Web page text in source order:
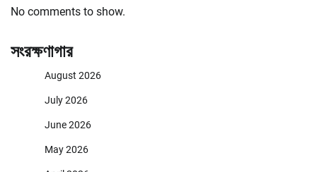
No comments to show.
সংরক্ষণাগার
August 2026
July 2026
June 2026
May 2026